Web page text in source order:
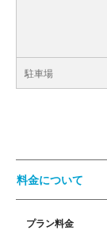
駐車場
料金について
プラン料金